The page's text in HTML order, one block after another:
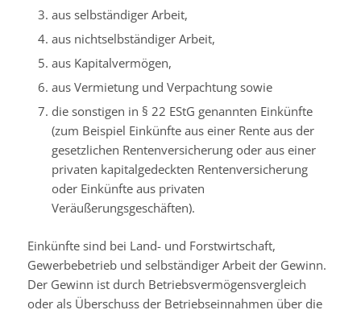
aus selbständiger Arbeit,
aus nichtselbständiger Arbeit,
aus Kapitalvermögen,
aus Vermietung und Verpachtung sowie
die sonstigen in § 22 EStG genannten Einkünfte
(zum Beispiel Einkünfte aus einer Rente aus der
gesetzlichen Rentenversicherung oder aus einer
privaten kapitalgedeckten Rentenversicherung
oder Einkünfte aus privaten
Veräußerungsgeschäften).
Einkünfte sind bei Land- und Forstwirtschaft,
Gewerbebetrieb und selbständiger Arbeit der Gewinn.
Der Gewinn ist durch Betriebsvermögensvergleich
oder als Überschuss der Betriebseinnahmen über die